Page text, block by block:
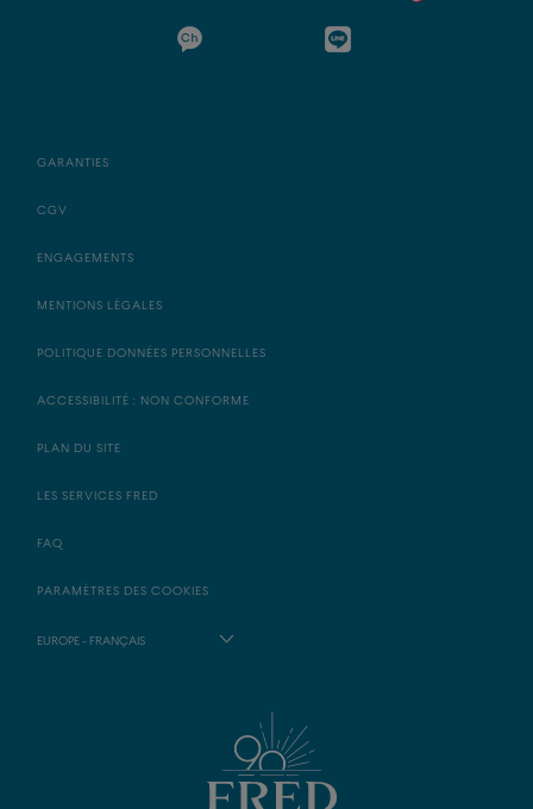
GARANTIES
CGV
ENGAGEMENTS
MENTIONS LÉGALES
POLITIQUE DONNÉES PERSONNELLES
ACCESSIBILITÉ : NON CONFORME
PLAN DU SITE
LES SERVICES FRED
FAQ
PARAMÈTRES DES COOKIES
EUROPE - FRANÇAIS